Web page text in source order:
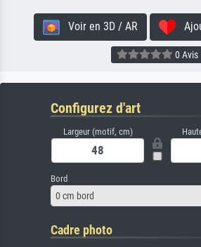
Voir en 3D / AR
0 Avis
Configurez d'art
Largeur (motif, cm)
Bord
0 cm bord
Cadre photo